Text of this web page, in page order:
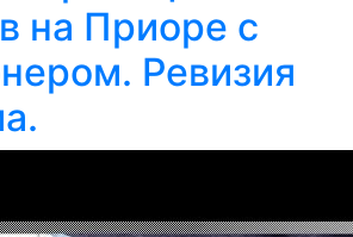
на Приоре с
Ревизия